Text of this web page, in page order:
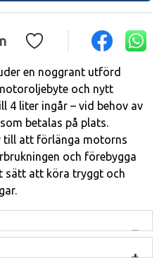
en noggrant utförd
och nytt
4 liter ingår – vid behov av
betalas på plats.
till att förlänga motorns
och förebygga
sätt att köra tryggt och
och oljefilter byts enligt